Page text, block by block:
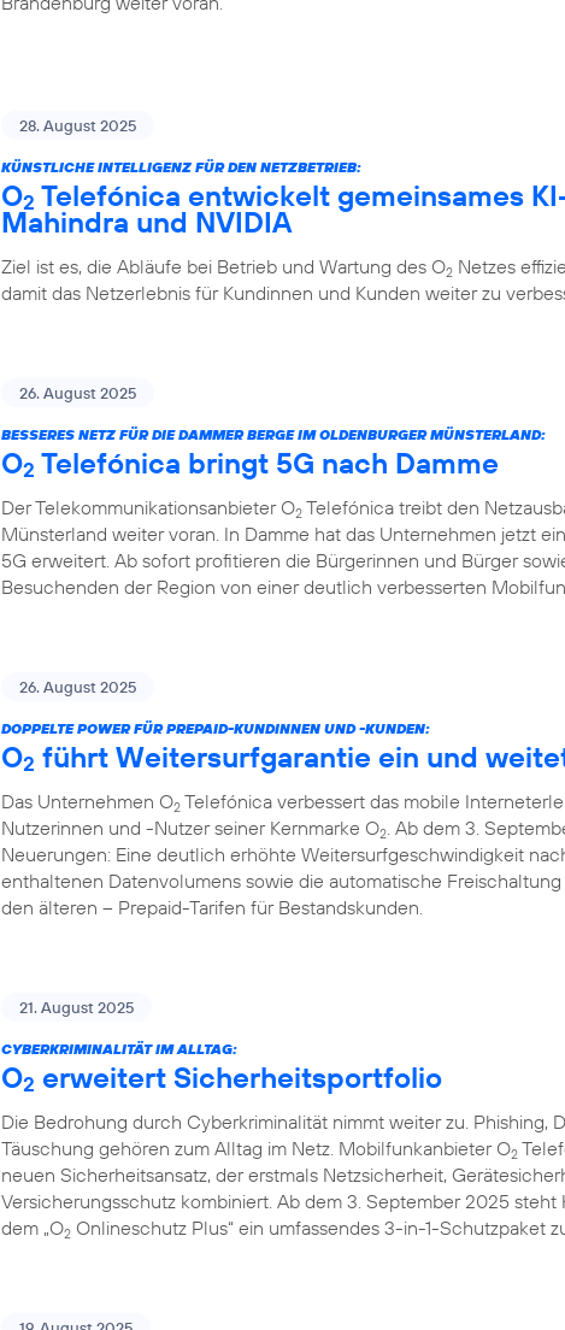
28. August 2025
KÜNSTLICHE INTELLIGENZ FÜR DEN NETZBETRIEB:
O2 Telefónica entwickelt gemeinsames
Mahindra und NVIDIA
Ziel ist es, die Abläufe bei Betrieb und Wartung des O2 Netzes
damit das Netzerlebnis für Kundinnen und Kunden weiter zu
26. August 2025
BESSERES NETZ FÜR DIE DAMMER BERGE IM OLDENBURGER MÜNSTERLAND:
O2 Telefónica bringt 5G nach Damme
Der Telekommunikationsanbieter O2 Telefónica treibt den
Münsterland weiter voran. In Damme hat das Unternehmen jetzt
5G erweitert. Ab sofort profitieren die Bürgerinnen und Bürger
Besuchenden der Region von einer deutlich verbesserten
26. August 2025
DOPPELTE POWER FÜR PREPAID-KUNDINNEN UND -KUNDEN:
O2 führt Weitersurfgarantie ein und
Das Unternehmen O2 Telefónica verbessert das mobile
Nutzerinnen und -Nutzer seiner Kernmarke O2. Ab dem 3.
Neuerungen: Eine deutlich erhöhte Weitersurfgeschwindigkeit
enthaltenen Datenvolumens sowie die automatische
den älteren – Prepaid-Tarifen für Bestandskunden.
21. August 2025
CYBERKRIMINALITÄT IM ALLTAG:
O2 erweitert Sicherheitsportfolio
Die Bedrohung durch Cyberkriminalität nimmt weiter zu. Phishing,
Täuschung gehören zum Alltag im Netz. Mobilfunkanbieter O2
neuen Sicherheitsansatz, der erstmals Netzsicherheit,
Versicherungsschutz kombiniert. Ab dem 3. September 2025
dem „O2 Onlineschutz Plus“ ein umfassendes 3-in-1-Schutzpaket